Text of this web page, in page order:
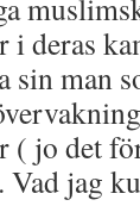
i deras
man
( jo det
jag